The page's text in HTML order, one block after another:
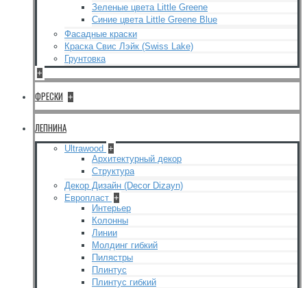
Зеленые цвета Little Greene
Синие цвета Little Greene Blue
Фасадные краски
Краска Свис Лэйк (Swiss Lake)
Грунтовка
+
ФРЕСКИ +
ЛЕПНИНА
Ultrawood +
Архитектурный декор
Структура
Декор Дизайн (Decor Dizayn)
Европласт +
Интерьер
Колонны
Линии
Молдинг гибкий
Пилястры
Плинтус
Плинтус гибкий